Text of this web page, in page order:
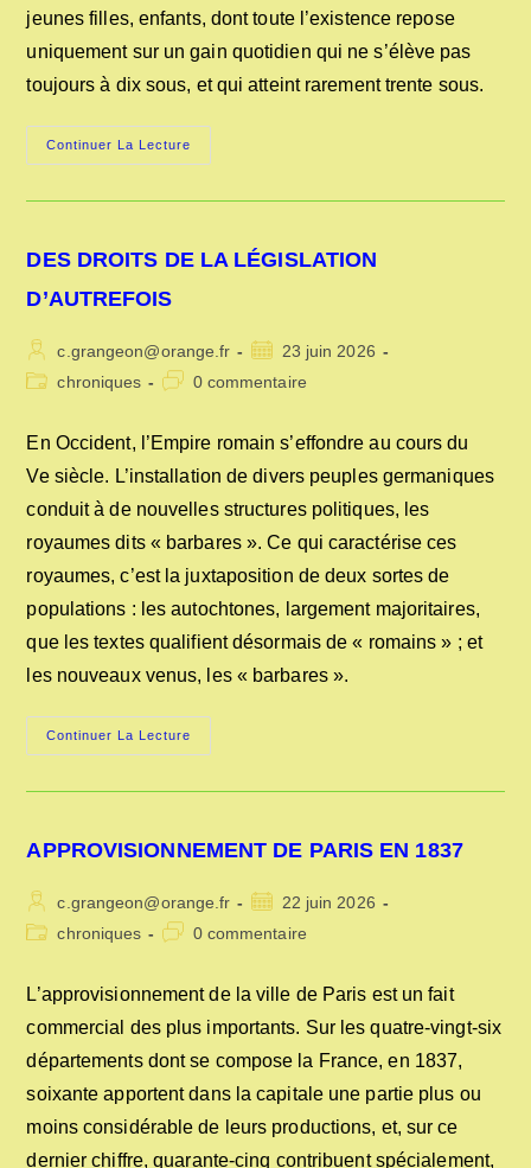
jeunes filles, enfants, dont toute l’existence repose
uniquement sur un gain quotidien qui ne s’élève pas
toujours à dix sous, et qui atteint rarement trente sous.
Continuer La Lecture
FRAIS
PARIS
DES DROITS DE LA LÉGISLATION
D’AUTREFOIS
Auteur/autrice
de
c.grangeon@orange.fr
Publication
publiée :
23 juin 2026
Postchroniques
Commentaires
publication :
0 commentaire
En Occident, l’Empire romain s’effondre au cours du
Ve siècle. L’installation de divers peuples germaniques
conduit à de nouvelles structures politiques, les
royaumes dits « barbares ». Ce qui caractérise ces
royaumes, c’est la juxtaposition de deux sortes de
populations : les autochtones, largement majoritaires,
que les textes qualifient désormais de « romains » ; et
les nouveaux venus, les « barbares ».
Continuer La Lecture
DROITS
APPROVISIONNEMENT DE PARIS EN 1837
Auteur/autrice
de
c.grangeon@orange.fr
Publication
publiée :
22 juin 2026
Postchroniques
Commentaires
publication :
0 commentaire
L’approvisionnement de la ville de Paris est un fait
commercial des plus importants. Sur les quatre-vingt-six
départements dont se compose la France, en 1837,
soixante apportent dans la capitale une partie plus ou
moins considérable de leurs productions, et, sur ce
dernier chiffre, quarante-cinq contribuent spécialement,